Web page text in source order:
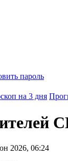
пароль
на 3 дня
2026, 06:24